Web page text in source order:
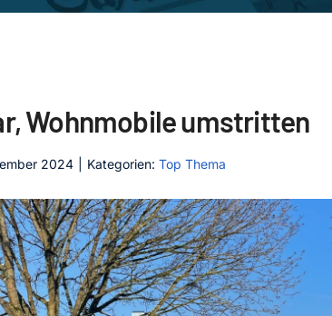
Wohnmobile umstritten
2024 Kategorien: Top Thema